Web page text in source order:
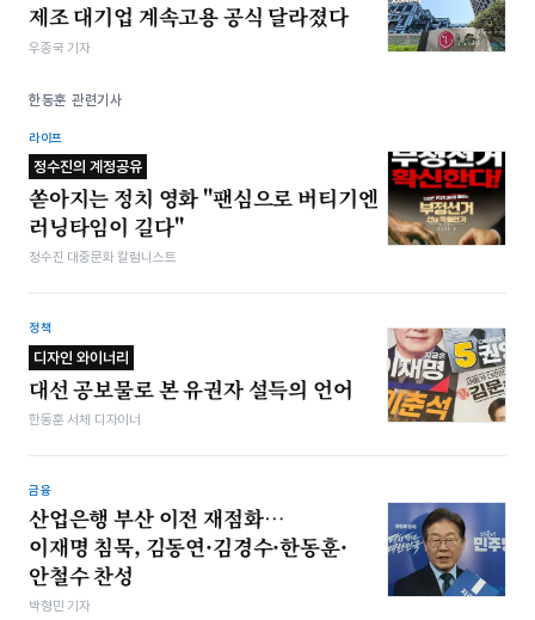
제조 대기업 계속고용 공식 달라졌다
우종국 기자
한동훈 관련기사
라이프
정수진의 계정공유
쏟아지는 정치 영화 "팬심으로 버티기엔
러닝타임이 길다"
정수진 대중문화 칼럼니스트
정책
디자인 와이너리
대선 공보물로 본 유권자 설득의 언어
한동훈 서체 디자이너
금융
산업은행 부산 이전 재점화…
이재명 침묵, 김동연·김경수·한동훈·
안철수 찬성
박형민 기자